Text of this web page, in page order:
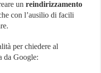
unreindirizzamento
con l’ausilio di facili
per chiedere al
da Google: